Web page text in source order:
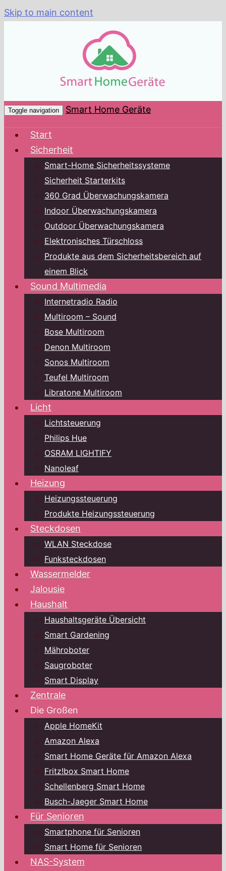
Skip to main content
Toggle navigation Smart Home Geräte
Start
Sicherheit
Smart-Home Sicherheitssysteme
Sicherheit Starterkits
360 Grad Überwachungskamera
Indoor Überwachungskamera
Outdoor Überwachungskamera
Elektronisches Türschloss
Produkte aus dem Sicherheitsbereich auf
einem Blick
Sound Multimedia
Internetradio Radio
Multiroom – Sound
Bose Multiroom
Denon Multiroom
Sonos Multiroom
Teufel Multiroom
Libratone Multiroom
Licht
Lichtsteuerung
Philips Hue
OSRAM LIGHTIFY
Nanoleaf
Heizung
Heizungssteuerung
Produkte Heizungssteuerung
Steckdosen
WLAN Steckdose
Funksteckdosen
Wassermelder
Jalousie
Haushalt
Haushaltsgeräte Übersicht
Smart Gardening
Mähroboter
Saugroboter
Smart Display
Zentrale
Die Großen
Apple HomeKit
Amazon Alexa
Smart Home Geräte für Amazon Alexa
Fritz!box Smart Home
Schellenberg Smart Home
Busch-Jaeger Smart Home
Für Senioren
Smartphone für Senioren
Smart Home für Senioren
NAS-System